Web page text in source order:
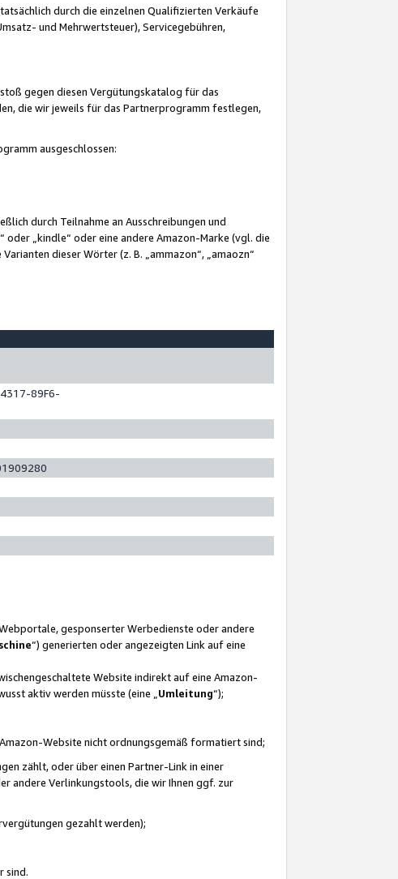
durch die einzelnen Qualifizierten Verkäufe
und Mehrwertsteuer), Servicegebühren,
gegen diesen Vergütungskatalog für das
die wir jeweils für das Partnerprogramm festlegen,
ausgeschlossen:
durch Teilnahme an Ausschreibungen und
„kindle“ oder eine andere Amazon-Marke (vgl. die
dieser Wörter (z. B. „ammazon“, „amaozn“
89F6-
gesponserter Werbedienste oder andere
“) generierten oder angezeigten Link auf eine
Website indirekt auf eine Amazon-
aktiv werden müsste (eine „ Umleitung“);
Website nicht ordnungsgemäß formatiert sind;
zählt, oder über einen Partner-Link in einer
andere Verlinkungstools, die wir Ihnen ggf. zur
gezahlt werden);
sind.